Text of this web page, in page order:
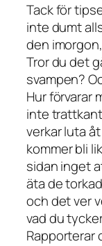
Tack för
inte dumt
den
Tror du det
svampen?
Hur förvarar
inte
verkar luta
kommer bli
sidan inget
äta de
och det ver
vad du
Rapporterar